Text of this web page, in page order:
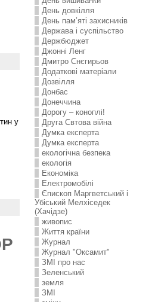
у
День довкілля
День пам’яті захисників
Держава і суспільство
Держбюджет
Джонні Ленг
Дмитро Снєгирьов
Додаткові матеріали
Дозвілля
Донбас
Донеччина
Дорогу – коноплі!
Друга Свтова війна
Думка експерта
Думка експерта
екологічна безпека
екологія
Економіка
Електромобілі
Єпископ Маргветський і
Убіський Мелхіседек
(Хачідзе)
живопис
Життя країни
Журнал
Журнал "Оксамит"
ЗMI про нас
Зеленський
земля
ЗМІ